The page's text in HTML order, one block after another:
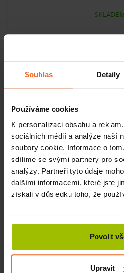
Souhlas Detaily
Používáme cookies
K personalizaci obsahu a
sociálních médií a analýze naší
soubory cookie. Informace o
sdílíme se svými partnery pro
analýzy. Partneři tyto údaje
dalšími informacemi, které jste
získali v důsledku toho, že
Povolit
Upravit
SKLADEM
Parafínová lázeň PL 4 s